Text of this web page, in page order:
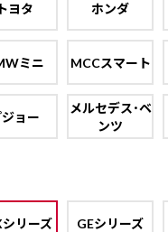
トヨタ ホンダ
ミニ MCCスマート
ョー
メルセデス･ベ
ンツ
リーズ GEシリーズ